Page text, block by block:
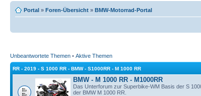
Portal » Foren-Übersicht » BMW-Motorrad-Portal
Unbeantwortete Themen • Aktive Themen
RR - 2019 - S 1000 RR - BMW - S1000RR - M 1000 RR
BMW - M 1000 RR - M1000RR
Das Unterforum zur Superbike-WM Basis der S
der BMW M 1000 RR.